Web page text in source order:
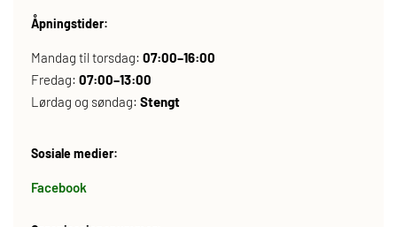
Åpningstider:
Mandag til torsdag: 07:00–16:00
Fredag: 07:00–13:00
Lørdag og søndag: Stengt
Sosiale medier:
Facebook